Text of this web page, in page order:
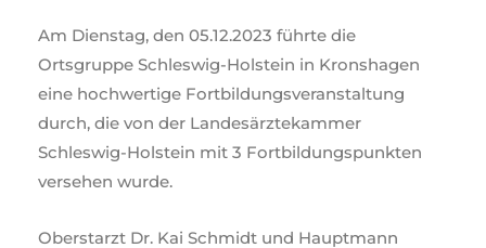
Am Dienstag, den 05.12.2023 führte die
Ortsgruppe Schleswig-Holstein in Kronshagen
eine hochwertige Fortbildungsveranstaltung
durch, die von der Landesärztekammer
Schleswig-Holstein mit 3 Fortbildungspunkten
versehen wurde.
Oberstarzt Dr. Kai Schmidt und Hauptmann